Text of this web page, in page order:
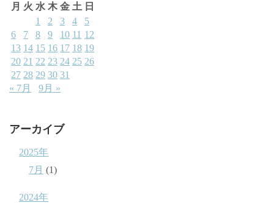
月 火 水 木 金 土 日
1
2 3 4
5
6
7 8 9 10 11 12
13 14 15 16 17 18 19
20 21 22 23 24 25 26
27 28 29 30 31
« 7月
9月 »
アーカイブ
2025年
7月 (1)
2024年